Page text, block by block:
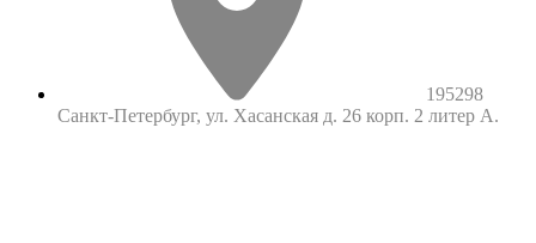
195298
Санкт-Петербург, ул. Хасанская д. 26 корп. 2 литер А.